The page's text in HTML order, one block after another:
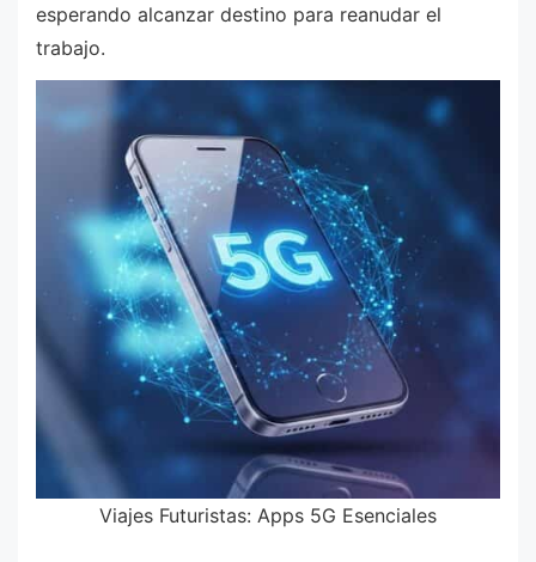
esperando alcanzar destino para reanudar el
trabajo.
Viajes Futuristas: Apps 5G Esenciales